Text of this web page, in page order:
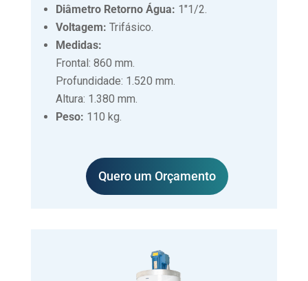
Diâmetro Retorno Água: 1″1/2.
Voltagem: Trifásico.
Medidas:
Frontal: 860 mm.
Profundidade: 1.520 mm.
Altura: 1.380 mm.
Peso: 110 kg.
Quero um Orçamento